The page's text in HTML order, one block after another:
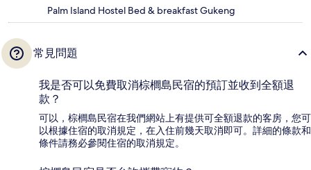
Palm Island Hostel Bed & breakfast Gukeng
常見問題
我是否可以免費取消棕櫚島民宿的預訂並收到全額退
款？
可以，棕櫚島民宿在我們網站上有提供可全額退款的客房，您可
以根據住宿的取消規定，在入住前幾天取消即可。詳細的條款和
條件請務必參閱住宿的取消規定。